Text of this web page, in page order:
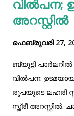
വിൽപന;
അറസ്റ്റിൽ
ഫെബ്രുവരി 27,
ബ്യൂട്ടി
വിൽപന;
രൂപയുടെ ലഹരി
സ്ത്രീ അറസ്റ്റിൽ.